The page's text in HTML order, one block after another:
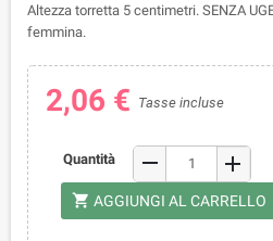
Altezza torretta 5 centimetri. SENZA
femmina.
2,06 € Tasse incluse
Quantità remove add
shopping_cart AGGIUNGI AL CARRELLO